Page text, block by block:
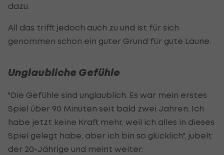
dazu.
All das trifft jedoch auch zu und ist für sich
genommen schon ein guter Grund für gute Laune.
Unglaubliche Gefühle
"Die Gefühle sind unglaublich. Es war mein erstes
Spiel über 90 Minuten seit bald zwei Jahren. Ich
habe jetzt keine Kraft mehr, weil ich alles in dieses
Spiel gelegt habe, aber ich bin so glücklich", jubelt
der 20-Jährige und meint weiter: